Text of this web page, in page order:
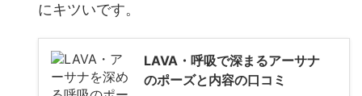
にキツいです。
LAVA・呼吸で深まるアーサナ
のポーズと内容の口コミ